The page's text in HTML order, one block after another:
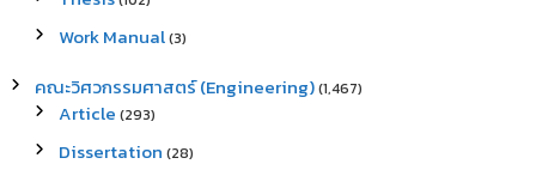
Work Manual(3)
คณะวิศวกรรมศาสตร์ (Engineering)(1,467)
Article (293)
Dissertation (28)